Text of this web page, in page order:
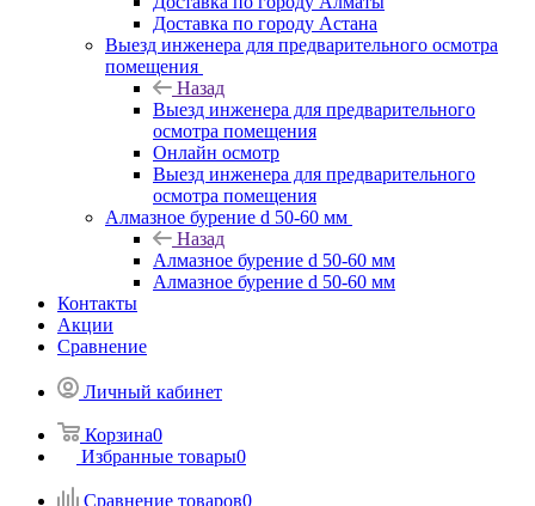
Доставка по городу Астана
Выезд инженера для предварительного осмотра
помещения
Назад
Выезд инженера для предварительного
осмотра помещения
Онлайн осмотр
Выезд инженера для предварительного
осмотра помещения
Алмазное бурение d 50-60 мм
Назад
Алмазное бурение d 50-60 мм
Алмазное бурение d 50-60 мм
Контакты
Акции
Сравнение
Личный кабинет
Корзина0
Избранные товары0
Сравнение товаров0